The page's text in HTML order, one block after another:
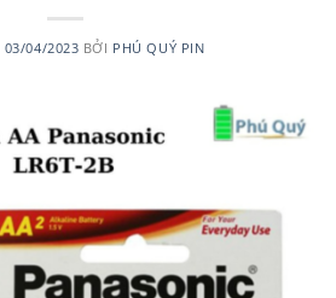
03/04/2023 BỞI PHÚ QUÝ PIN